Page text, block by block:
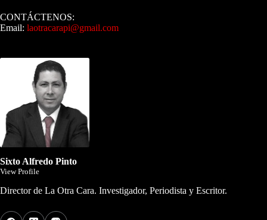
CONTÁCTENOS:
Email: laotracarapi@gmail.com
Sixto Alfredo Pinto
View Profile
Director de La Otra Cara. Investigador, Periodista y Escritor.